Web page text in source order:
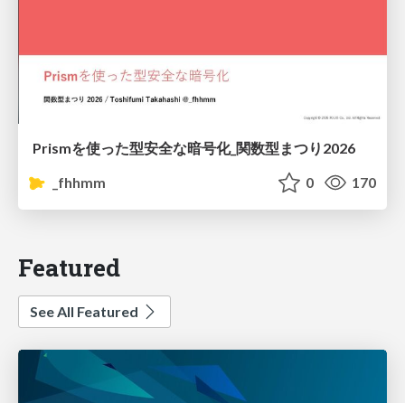
Prismを使った型安全な暗号化_関数型まつり2026
_fhhmm
0 170
Featured
See All Featured